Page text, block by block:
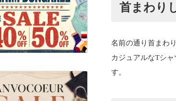
首まわり
名前の通り首まわ
カジュアルなTシ
す。